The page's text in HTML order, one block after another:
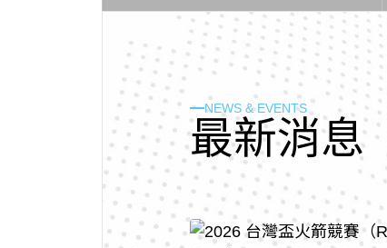
NEWS & EVENTS
最新消息